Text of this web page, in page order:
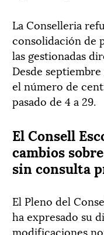
La Conselleria
consolidación de
las gestionadas
Desde
el número de
pasado de 4 a 29.
El Consell
cambios
sin consulta
El Pleno del
ha expresado su
modificaciones